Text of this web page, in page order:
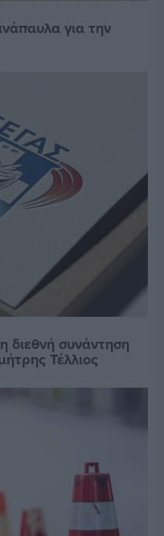
για την
διεθνή συνάντηση
Τέλλιος